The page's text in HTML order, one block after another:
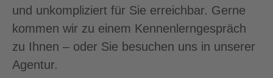
und unkompliziert für Sie erreichbar. Gerne
kommen wir zu einem Kennenlerngespräch
zu Ihnen – oder Sie besuchen uns in unserer
Agentur.